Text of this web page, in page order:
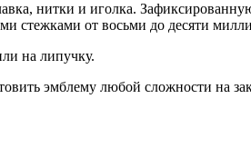
нитки и иголка.
стежками от восьми до десяти
на липучку.
эмблему любой сложности на